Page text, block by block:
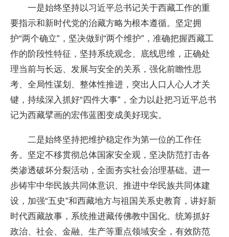
一是始终坚持以习近平总书记关于西藏工作的重
要指示和新时代党的治藏方略为根本遵循。坚定拥
护“两个确立”，坚决做到“两个维护”，准确把握西藏工
作的阶段性特征，坚持系统观念、底线思维，正确处
理当前与长远、发展与安全的关系，强化前瞻性思
考、全局性谋划、整体性推进，突出人口人心人才关
键，持续深入抓好“四件大事”，全力以赴把习近平总书
记为西藏擘画的宏伟蓝图变成美好现实。
二是始终坚持把维护稳定作为第一位的工作任
务。坚定不移贯彻总体国家安全观，坚决防范打击各
类渗透破坏分裂活动，全面夯实社会治理基础。进一
步铸牢中华民族共同体意识、推进中华民族共同体建
设，加强“五史”和西藏地方与祖国关系史教育，讲好新
时代西藏故事，系统推进藏传佛教中国化。统筹抓好
政治、社会、金融、生产等重点领域安全，有效防范